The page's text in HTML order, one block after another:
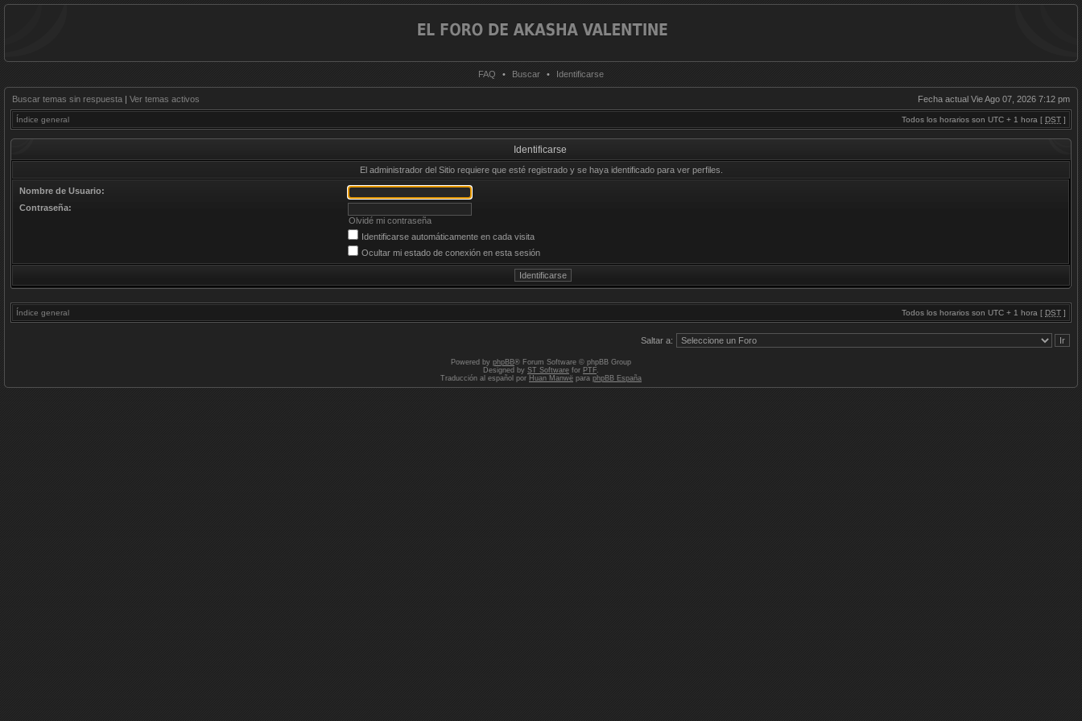
FAQ • Buscar • Identificarse
Buscar temas sin respuesta | Ver temas activos Fecha actual Vie Ago 07, 2026 7:12 pm
Índice general Todos los horarios son UTC + 1 hora [ DST ]
Identificarse
El administrador del Sitio requiere que esté registrado y se haya identificado para ver perfiles.
Nombre de Usuario:
Contraseña:
Olvidé mi contraseña
Identificarse automáticamente en cada visita
Ocultar mi estado de conexión en esta sesión
Índice general Todos los horarios son UTC + 1 hora [ DST ]
Saltar a:
Powered by phpBB® Forum Software © phpBB Group
Designed by ST Software for PTF.
Traducción al español por Huan Manwë para phpBB España